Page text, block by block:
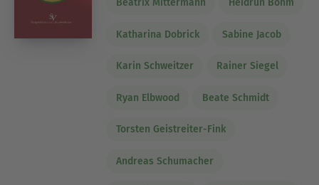
Beatrix Mittermann Heidrun Böhm
Katharina Dobrick Sabine Jacob
Karin Schweitzer Rainer Siegel
Ryan Elbwood Beate Schmidt
Torsten Geistreiter-Fink
Andreas Schumacher